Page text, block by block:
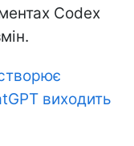
Codex
виходить